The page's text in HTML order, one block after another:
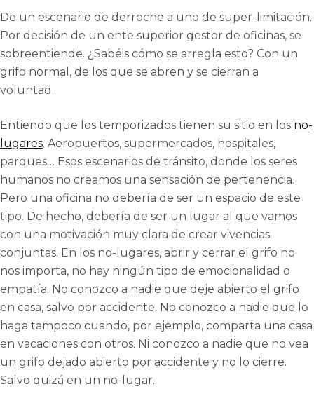
De un escenario de derroche a uno de super-limitación.
Por decisión de un ente superior gestor de oficinas, se
sobreentiende. ¿Sabéis cómo se arregla esto? Con un
grifo normal, de los que se abren y se cierran a
voluntad.
Entiendo que los temporizados tienen su sitio en los no-
lugares. Aeropuertos, supermercados, hospitales,
parques… Esos escenarios de tránsito, donde los seres
humanos no creamos una sensación de pertenencia.
Pero una oficina no debería de ser un espacio de este
tipo. De hecho, debería de ser un lugar al que vamos
con una motivación muy clara de crear vivencias
conjuntas. En los no-lugares, abrir y cerrar el grifo no
nos importa, no hay ningún tipo de emocionalidad o
empatía. No conozco a nadie que deje abierto el grifo
en casa, salvo por accidente. No conozco a nadie que lo
haga tampoco cuando, por ejemplo, comparta una casa
en vacaciones con otros. Ni conozco a nadie que no vea
un grifo dejado abierto por accidente y no lo cierre.
Salvo quizá en un no-lugar.